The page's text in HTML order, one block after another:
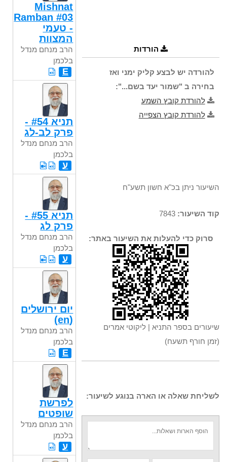
הורדות
להורדה יש לבצע קליק ימני ואז
בחירה ב "שמור יעד בשם...":
להורדת קובץ השמע
להורדת קובץ הצפייה
השיעור ניתן בכ"א חשון תשע"ח
קוד השיעור:
סרוק כדי להעלות את השיעור באתר:
שיעורים בספר התניא | ליקוטי אמרים
(זמן חורף תשעח)
לשליחת שאלה או הארה בנוגע לשיעור:
Mishnat
Ramban #03
- טעמי
המצוות
הרב מנחם מנדל
בלכמן
E
תניא #54 -
פרק לב-לג
הרב מנחם מנדל
בלכמן
ע
תניא #55 -
פרק לג
הרב מנחם מנדל
בלכמן
ע
יום ירושלים
(en)
הרב מנחם מנדל
בלכמן
E
לפרשת
שופטים
הרב מנחם מנדל
בלכמן
ע